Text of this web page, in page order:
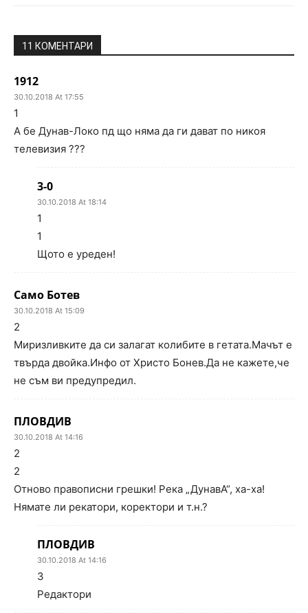
11 КОМЕНТАРИ
1912
30.10.2018 At 17:55
1
А бе Дунав-Локо пд що няма да ги дават по никоя
телевизия ???
3-0
30.10.2018 At 18:14
1
1
Щото е уреден!
Само Ботев
30.10.2018 At 15:09
2
Миризливките да си залагат колибите в гетата.Мачът е
твърда двойка.Инфо от Христо Бонев.Да не кажете,че
не съм ви предупредил.
ПЛОВДИВ
30.10.2018 At 14:16
2
2
Отново правописни грешки! Река „ДунавА“, ха-ха!
Нямате ли рекатори, коректори и т.н.?
ПЛОВДИВ
30.10.2018 At 14:16
3
Редактори